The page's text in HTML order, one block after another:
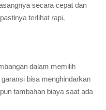
secara cepat dan
terlihat rapi,
dalam memilih
bisa menghindarkan
tambahan biaya saat ada